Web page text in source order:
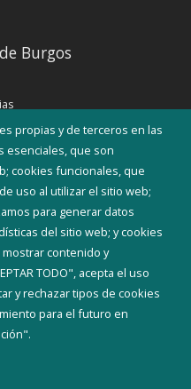
propias y de terceros en las
esenciales, que son
cookies funcionales, que
uso al utilizar el sitio web;
para generar datos
del sitio web; y cookies
contenido y
TODO", acepta el uso
y rechazar tipos de cookies
para el futuro en
Burgos
interés